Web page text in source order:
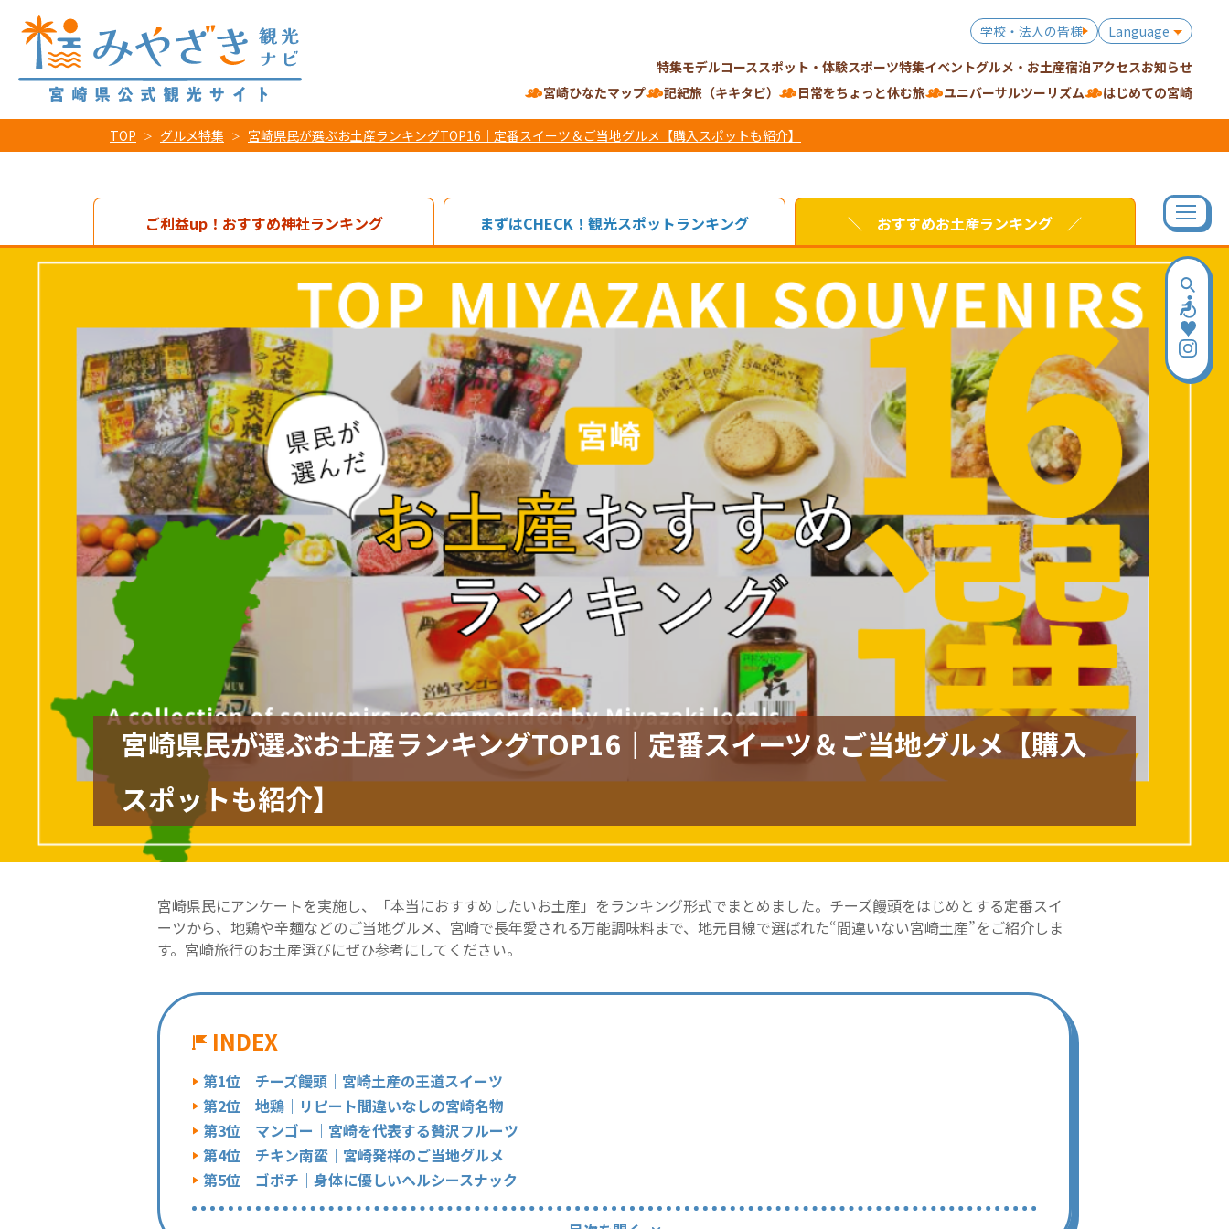
学校・法人の皆様
Language
特集モデルコーススポット・体験スポーツ特集イベントグルメ・お土産宿泊アクセスお知らせ
宮崎ひなたマップ
記紀旅（キキタビ） 日常をちょっと休む旅 ユニバーサルツーリズム はじめての宮崎
TOP グルメ特集 宮崎県民が選ぶお土産ランキングTOP16｜定番スイーツ＆ご当地グルメ【購入スポットも紹介】
ご利益up！おすすめ神社ランキング まずはCHECK！観光スポットランキング ＼ おすすめお土産ランキング ／
宮崎県民が選ぶお土産ランキングTOP16｜定番スイーツ＆ご当地グルメ【購入
スポットも紹介】
宮崎県民にアンケートを実施し、「本当におすすめしたいお土産」をランキング形式でまとめました。チーズ饅頭をはじめとする定番スイ
ーツから、地鶏や辛麺などのご当地グルメ、宮崎で長年愛される万能調味料まで、地元目線で選ばれた“間違いない宮崎土産”をご紹介しま
す。宮崎旅行のお土産選びにぜひ参考にしてください。
INDEX
第1位 チーズ饅頭｜宮崎土産の王道スイーツ
第2位 地鶏｜リピート間違いなしの宮崎名物
第3位 マンゴー｜宮崎を代表する贅沢フルーツ
第4位 チキン南蛮｜宮崎発祥のご当地グルメ
第5位 ゴボチ｜身体に優しいヘルシースナック